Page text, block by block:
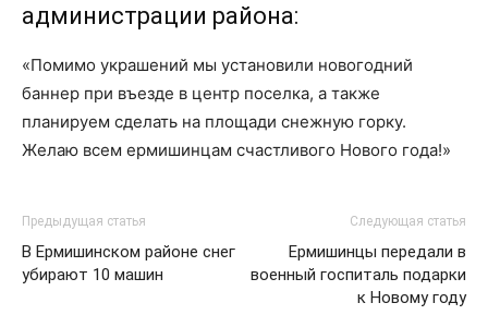
администрации района:
«Помимо украшений мы установили новогодний
баннер при въезде в центр поселка, а также
планируем сделать на площади снежную горку.
Желаю всем ермишинцам счастливого Нового года!»
Предыдущая статья
В Ермишинском районе снег
убирают 10 машин
Следующая статья
Ермишинцы передали в
военный госпиталь подарки
к Новому году